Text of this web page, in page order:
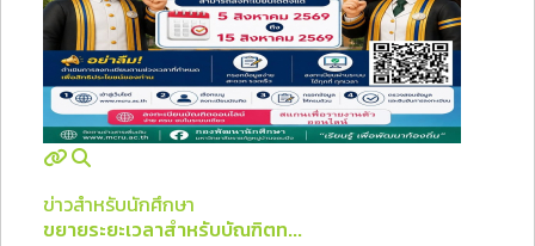
ข่าวสำหรับนักศึกษา
ขยายระยะเวลาสำหรับบัณฑิตท...